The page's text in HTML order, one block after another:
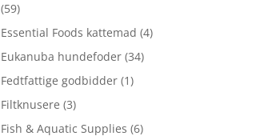
(59)
Essential Foods kattemad (4)
Eukanuba hundefoder (34)
Fedtfattige godbidder (1)
Filtknusere (3)
Fish & Aquatic Supplies (6)